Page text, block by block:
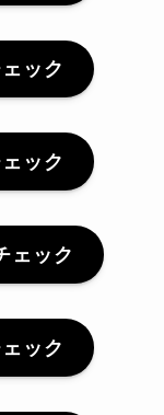
ック
ック
ェック
ック